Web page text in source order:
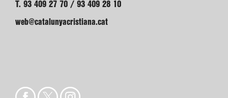
T. 93 409 27 70 / 93 409 28 10
web@catalunyacristiana.cat